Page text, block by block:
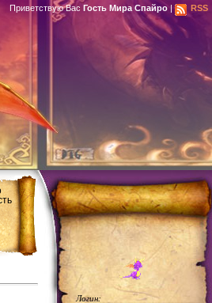
Приветствую Вас Гость Мира Спайро | RSS
Логин: